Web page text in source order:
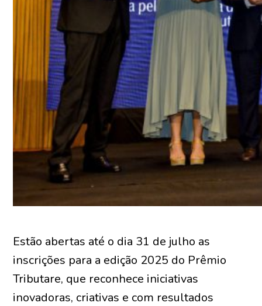
Estão abertas até o dia 31 de julho as
inscrições para a edição 2025 do Prêmio
Tributare, que reconhece iniciativas
inovadoras, criativas e com resultados